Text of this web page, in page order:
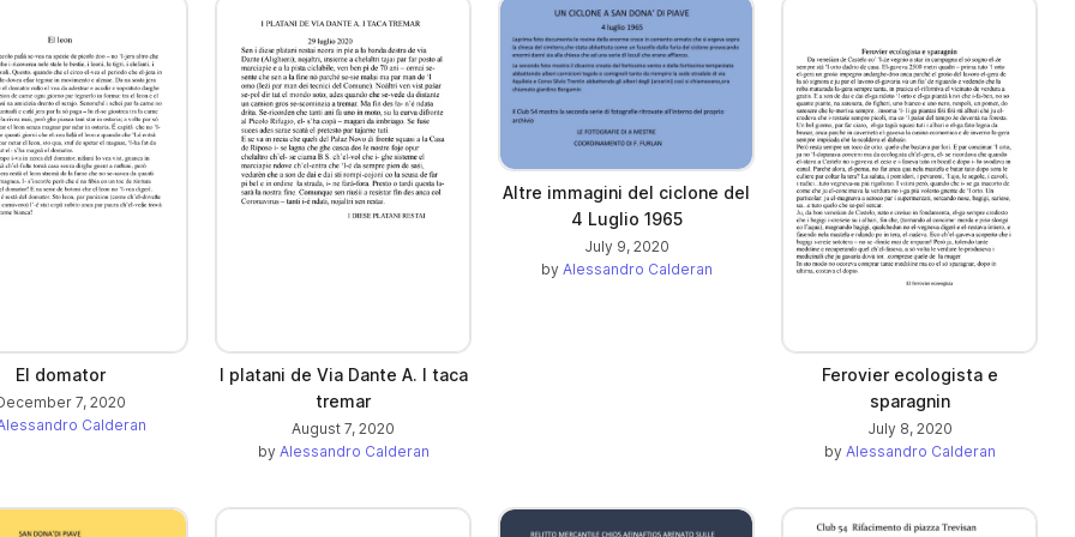
El domator
7, 2020
Calderan
I platani de Via Dante A. I taca
tremar
August 7, 2020
by Alessandro Calderan
Altre immagini del ciclone del
4 Luglio 1965
July 9, 2020
by Alessandro Calderan
Ferovier ecologista e
sparagnin
July 8, 2020
by Alessandro Calderan